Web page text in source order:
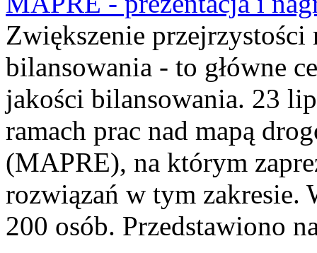
Zwiększenie
bilansowania - to główne
jakości bilansowania. 23
ramach prac nad mapą
(MAPRE), na którym
rozwiązań w tym zakresie.
200 osób. Przedstawiono